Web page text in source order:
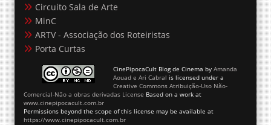
Circuito Sala de Arte
MinC
ARTV - Associação dos Roteiristas
Porta Curtas
CinePipocaCult Blog de Cinema by Amanda
Aouad e Ari Cabral is licensed under a
Creative Commons Atribuição-Uso Não-
Comercial-Não a obras derivadas License Based on a work at
www.cinepipocacult.com.br
Permissions beyond the scope of this license may be available at
https://www.cinepipocacult.com.br